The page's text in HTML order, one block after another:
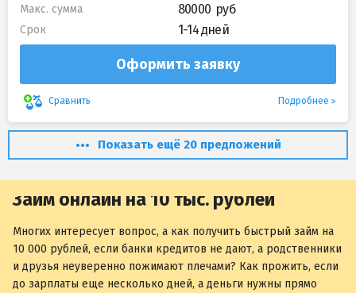
Макс. сумма 80000
Срок 1-14 дней
Оформить заявку
Сравнить Подробнее
Показать ещё 20 предложений
Займ онлайн на 10 тыс. рублей
Многих интересует вопрос, а как получить быстрый займ на
10 000 рублей, если банки кредитов не дают, а родственники
и друзья неуверенно пожимают плечами? Как прожить, если
до зарплаты еще несколько дней, а деньги нужны прямо